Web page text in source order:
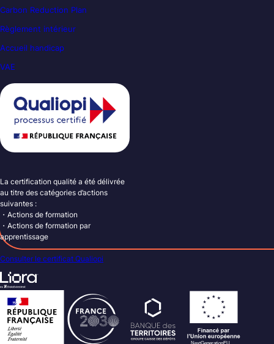
Carbon Reduction Plan
Règlement intérieur
Accueil handicap
VAE
La certification qualité a été délivrée
au titre des catégories d’actions
suivantes :
・Actions de formation
・Actions de formation par
apprentissage
Consulter le certificat Qualiopi